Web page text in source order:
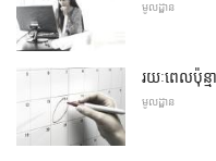
មូលដ្ឋាន
រយៈពេលប៉ុន្ម
មូលដ្ឋាន